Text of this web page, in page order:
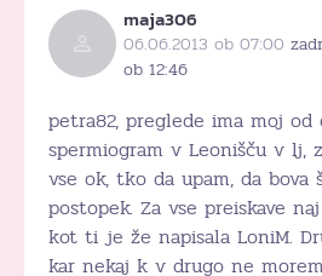
maja306
06.06.2013 ob 07:00
ob 12:46
petra82, preglede ima moj
spermiogram v Leonišču v lj,
vse ok, tko da upam, da bova
postopek. Za vse preiskave
kot ti je že napisala LoniM.
kar nekaj k v drugo ne